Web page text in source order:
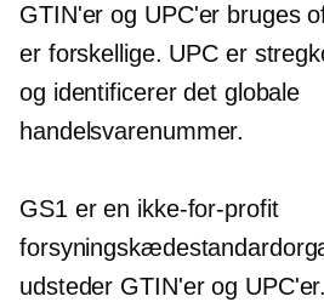
GTIN'er og UPC'er bruges
er forskellige. UPC er
og identificerer det globale
handelsvarenummer.
GS1 er en ikke-for-profit
udsteder GTIN'er og